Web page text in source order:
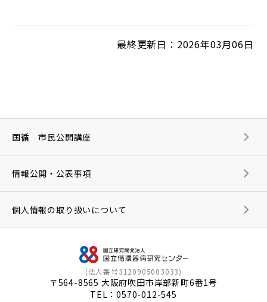
最終更新日：2026年03月06日
(法人番号3120905003033)
〒564-8565 大阪府吹田市岸部新町6番1号
TEL：0570-012-545
国循 市民公開講座
情報公開・公表事項
個人情報の取り扱いについて